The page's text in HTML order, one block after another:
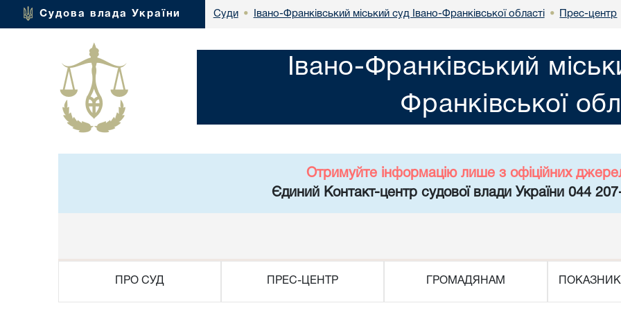
Судова влада України Суди • Івано-Франківський міський суд Івано-Франківської області • Прес-центр
Івано-Франківський
Франківської
Отримуйте інформацію лише з офіційних
Єдиний Контакт-центр судової влади України 044
ПРО СУД ПРЕС-ЦЕНТР ГРОМАДЯНАМ